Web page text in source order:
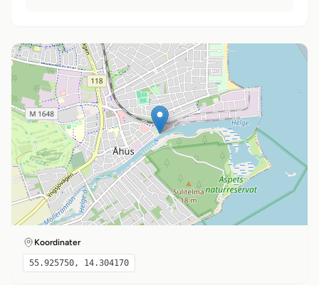
Koordinater
55.925750, 14.304170